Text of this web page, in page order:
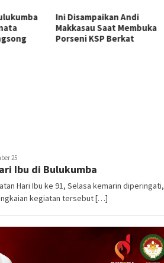
25
Ibu di Bulukumba
Hari Ibu ke 91, Selasa kemarin diperingati,
kegiatan tersebut […]